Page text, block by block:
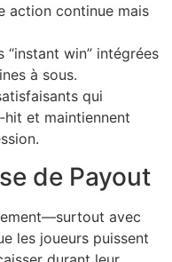
action continue mais
win” intégrées
à sous.
qui
et maintiennent
de Payout
avec
les joueurs puissent